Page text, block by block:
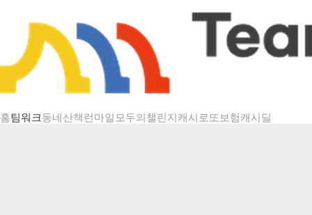
홈팀워크동네산책 런마일모두의챌린지캐시로또보험캐시딜
챌린지 상세